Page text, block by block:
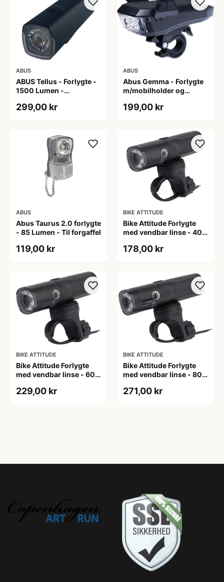
ABUS
ABUS Tellus - Forlygte -
1500 Lumen -
299,00 kr
ABUS
Abus Gemma - Forlygte
m/mobilholder og
opladelig
199,00 kr
ABUS
Abus Taurus 2.0 forlygte
- 85 Lumen - Til forgaffel
119,00 kr
BIKE ATTITUDE
Bike Attitude Forlygte
med vendbar linse - 400
178,00 kr
BIKE ATTITUDE
Bike Attitude Forlygte
med vendbar linse - 600
229,00 kr
BIKE ATTITUDE
Bike Attitude Forlygte
med vendbar linse - 800
271,00 kr